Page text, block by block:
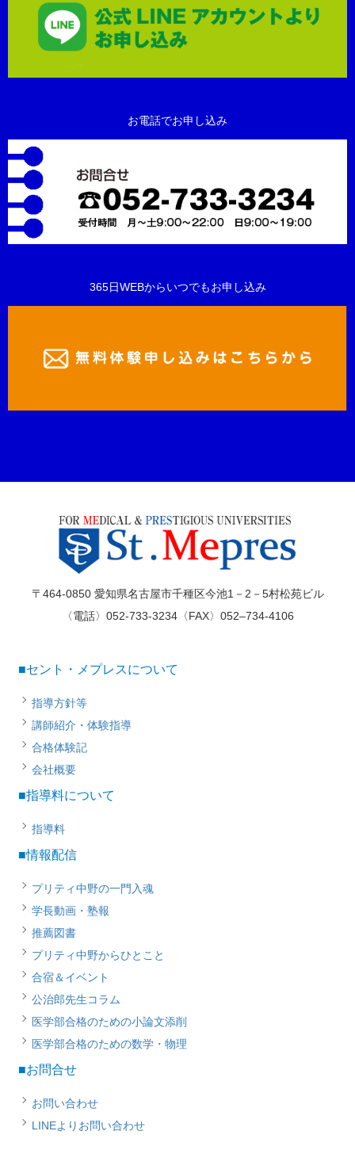
お電話でお申し込み
365日WEBからいつでもお申し込み
〒464-0850 愛知県名古屋市千種区今池1－2－5村松苑ビル
〈電話〉052-733-3234〈FAX〉052–734-4106
■セント・メプレスについて
指導方針等
講師紹介・体験指導
合格体験記
会社概要
■指導料について
指導料
■情報配信
プリティ中野の一門入魂
学長動画・塾報
推薦図書
プリティ中野からひとこと
合宿＆イベント
公治郎先生コラム
医学部合格のための小論文添削
医学部合格のための数学・物理
■お問合せ
お問い合わせ
LINEよりお問い合わせ